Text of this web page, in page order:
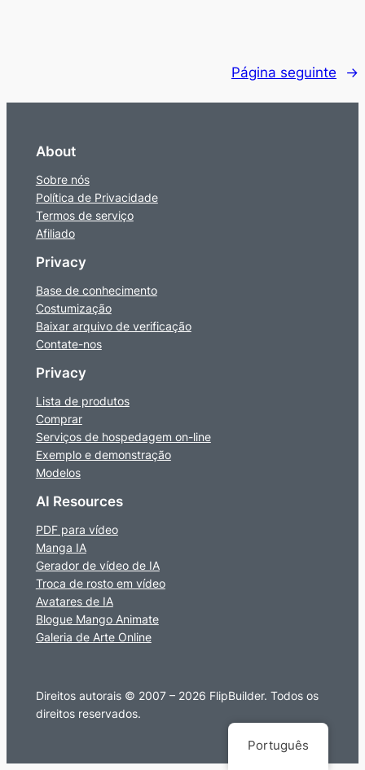
Página seguinte →
About
Sobre nós
Política de Privacidade
Termos de serviço
Afiliado
Privacy
Base de conhecimento
Costumização
Baixar arquivo de verificação
Contate-nos
Privacy
Lista de produtos
Comprar
Serviços de hospedagem on-line
Exemplo e demonstração
Modelos
AI Resources
PDF para vídeo
Manga IA
Gerador de vídeo de IA
Troca de rosto em vídeo
Avatares de IA
Blogue Mango Animate
Galeria de Arte Online
Direitos autorais © 2007 – 2026 FlipBuilder. Todos os
direitos reservados.
Português